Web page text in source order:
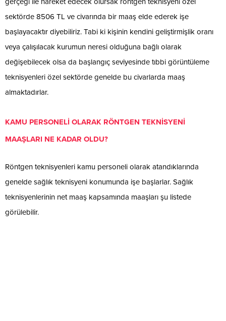
sektörde 8506 TL ve civarında bir maaş elde ederek işe
başlayacaktır diyebiliriz. Tabi ki kişinin kendini geliştirmişlik oranı
veya çalışılacak kurumun neresi olduğuna bağlı olarak
değişebilecek olsa da başlangıç seviyesinde tıbbi görüntüleme
teknisyenleri özel sektörde genelde bu civarlarda maaş
almaktadırlar.
KAMU PERSONELİ OLARAK RÖNTGEN TEKNİSYENİ
MAAŞLARI NE KADAR OLDU?
Röntgen teknisyenleri kamu personeli olarak atandıklarında
genelde sağlık teknisyeni konumunda işe başlarlar. Sağlık
teknisyenlerinin net maaş kapsamında maaşları şu listede
görülebilir.